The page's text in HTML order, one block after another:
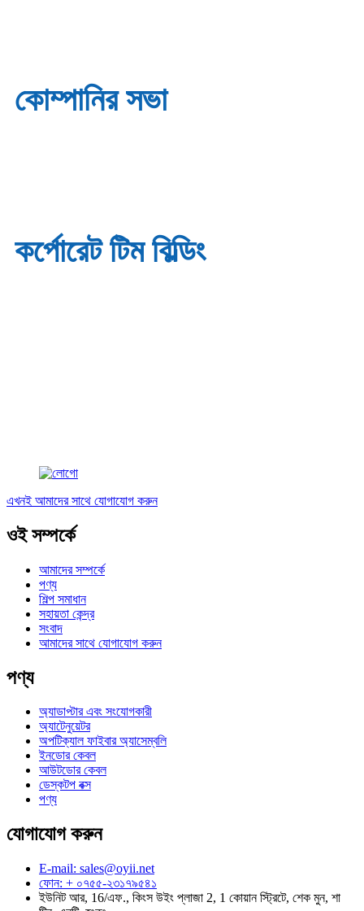
কোম্পানির সভা
কর্পোরেট টিম বিল্ডিং
এখনই আমাদের সাথে যোগাযোগ করুন
ওই সম্পর্কে
আমাদের সম্পর্কে
পণ্য
শিল্প সমাধান
সহায়তা কেন্দ্র
সংবাদ
আমাদের সাথে যোগাযোগ করুন
পণ্য
অ্যাডাপ্টার এবং সংযোগকারী
অ্যাটেনুয়েটর
অপটিক্যাল ফাইবার অ্যাসেম্বলি
ইনডোর কেবল
আউটডোর কেবল
ডেস্কটপ বক্স
পণ্য
যোগাযোগ করুন
E-mail: sales@oyii.net
ফোন: + ০৭৫৫-২৩১৭৯৫৪১
ইউনিট আর, 16/এফ., কিংস উইং প্লাজা 2, 1 কোয়ান স্ট্রিটে, শেক মুন, শা